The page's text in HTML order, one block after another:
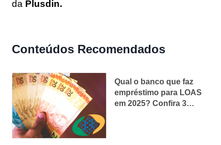
da Plusdin.
Conteúdos Recomendados
Qual o banco que faz
empréstimo para LOAS
em 2025? Confira 3